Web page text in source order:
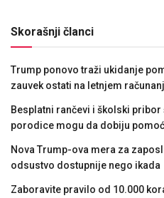
Skorašnji članci
Trump ponovo traži ukidanje
zauvek ostati na letnjem
Besplatni rančevi i školski
porodice mogu da dobiju pomoć
Nova Trump-ova mera za
odsustvo dostupnije nego ikada
Zaboravite pravilo od 10.000